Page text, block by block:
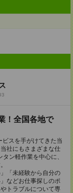
！全国各地で
スを手がけてきた当
社にもさまざまな仕
ン軽作業を中心に、
「未経験から自分の
などお仕事探しのポ
トラブルについて専